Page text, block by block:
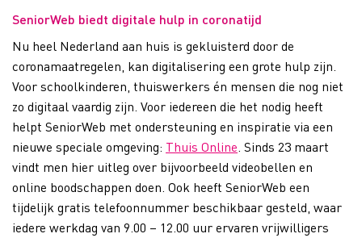
SeniorWeb biedt digitale hulp in coronatijd
Nu heel Nederland aan huis is gekluisterd door de
coronamaatregelen, kan digitalisering een grote hulp zijn.
Voor schoolkinderen, thuiswerkers én mensen die nog niet
zo digitaal vaardig zijn. Voor iedereen die het nodig heeft
helpt SeniorWeb met ondersteuning en inspiratie via een
nieuwe speciale omgeving: Thuis Online. Sinds 23 maart
vindt men hier uitleg over bijvoorbeeld videobellen en
online boodschappen doen. Ook heeft SeniorWeb een
tijdelijk gratis telefoonnummer beschikbaar gesteld, waar
iedere werkdag van 9.00 – 12.00 uur ervaren vrijwilligers